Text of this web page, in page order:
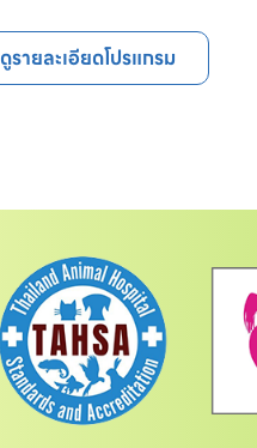
ดูรายละเอียดโปรแกรม